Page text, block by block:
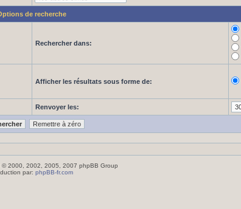
de recherche
Rechercher dans:
Afficher les résultats sous forme de:
Renvoyer les:
© 2000, 2002, 2005, 2007 phpBB Group
par: phpBB-fr.com